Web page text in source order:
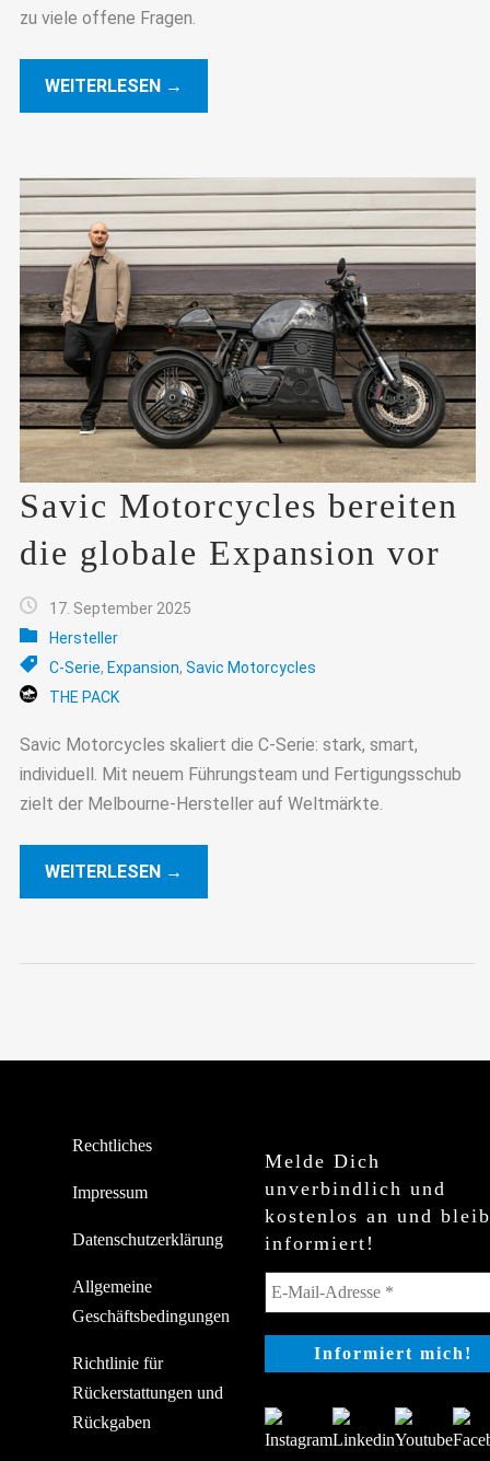
zu viele offene Fragen.
WEITERLESEN →
Savic Motorcycles bereiten
die globale Expansion vor
17. September 2025
Hersteller
C-Serie, Expansion, Savic Motorcycles
THE PACK
Savic Motorcycles skaliert die C-Serie: stark, smart,
individuell. Mit neuem Führungsteam und Fertigungsschub
zielt der Melbourne-Hersteller auf Weltmärkte.
WEITERLESEN →
Rechtliches
Impressum
Datenschutzerklärung
Allgemeine
Geschäftsbedingungen
Richtlinie für
Rückerstattungen und
Rückgaben
Melde Dich
unverbindlich und
kostenlos an und
informiert!